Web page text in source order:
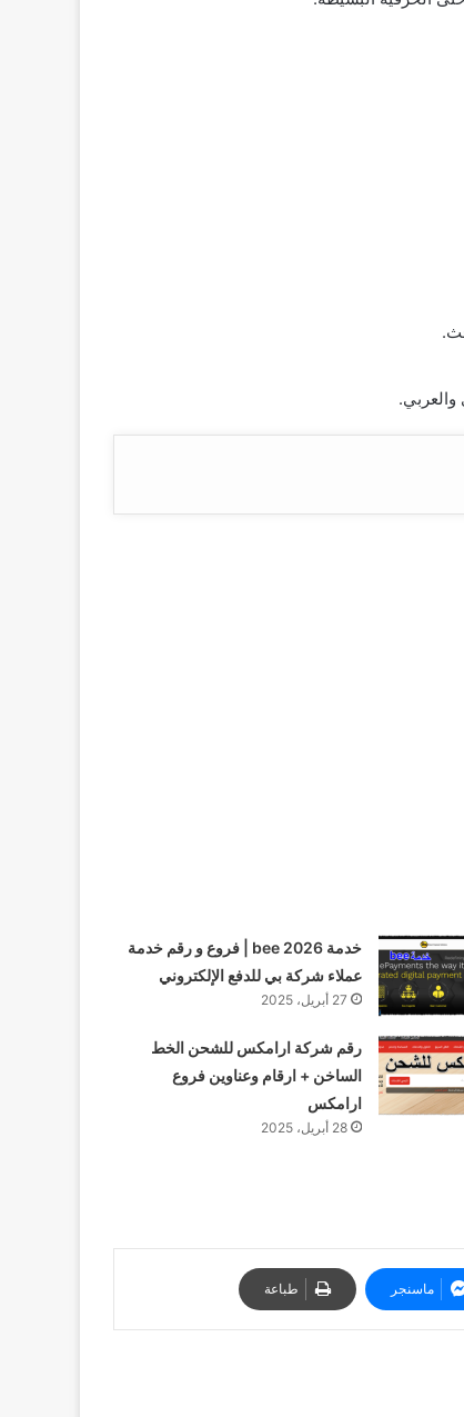
خدمة bee 2026 | فروع و رقم خدمة
عملاء شركة بي للدفع الإلكتروني
27 أبريل، 2025
رقم شركة ارامكس للشحن الخط
الساخن + ارقام وعناوين فروع
ارامكس
28 أبريل، 2025
ماسنجر طباعة